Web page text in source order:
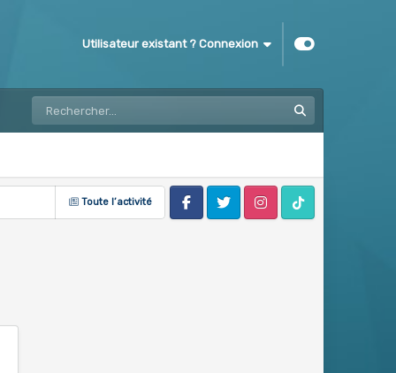
Utilisateur existant ? Connexion
Toute l’activité
FacebookTwitter InstagramTik Tok